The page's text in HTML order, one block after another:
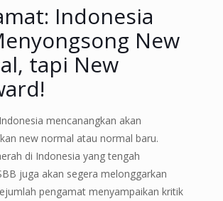
Indonesia
New
tapi New
mencanangkan akan
new normal atau normal baru.
di Indonesia yang tengah
juga akan segera melonggarkan
pengamat menyampaikan kritik